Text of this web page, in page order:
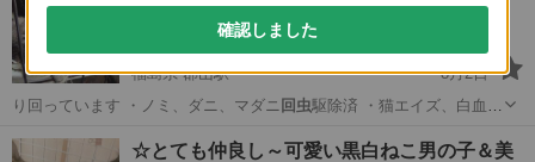
福島県 郡山駅
8月2日
り回っています ・ノミ、ダニ、マダニ 回虫駆除済 ・猫エイズ、白血病
福島 郡山市 郡山駅 ワクチン
☆とても仲良し～可愛い黒白ねこ男の子＆美
確認しました